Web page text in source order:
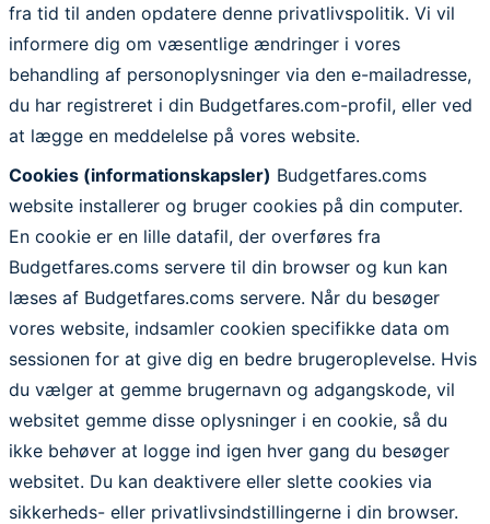
fra tid til anden opdatere denne privatlivspolitik. Vi vil
informere dig om væsentlige ændringer i vores
behandling af personoplysninger via den e-mailadresse,
du har registreret i din Budgetfares.com-profil, eller ved
at lægge en meddelelse på vores website.
Cookies (informationskapsler) Budgetfares.coms
website installerer og bruger cookies på din computer.
En cookie er en lille datafil, der overføres fra
Budgetfares.coms servere til din browser og kun kan
læses af Budgetfares.coms servere. Når du besøger
vores website, indsamler cookien specifikke data om
sessionen for at give dig en bedre brugeroplevelse. Hvis
du vælger at gemme brugernavn og adgangskode, vil
websitet gemme disse oplysninger i en cookie, så du
ikke behøver at logge ind igen hver gang du besøger
websitet. Du kan deaktivere eller slette cookies via
sikkerheds- eller privatlivsindstillingerne i din browser.